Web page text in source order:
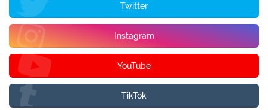
Twitter
Instagram
YouTube
TikTok